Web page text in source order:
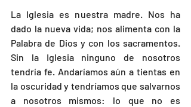
La Iglesia es nuestra madre. Nos ha
dado la nueva vida; nos alimenta con la
Palabra de Dios y con los sacramentos.
Sin la Iglesia ninguno de nosotros
tendría fe. Andaríamos aún a tientas en
la oscuridad y tendríamos que salvarnos
a nosotros mismos: lo que no es